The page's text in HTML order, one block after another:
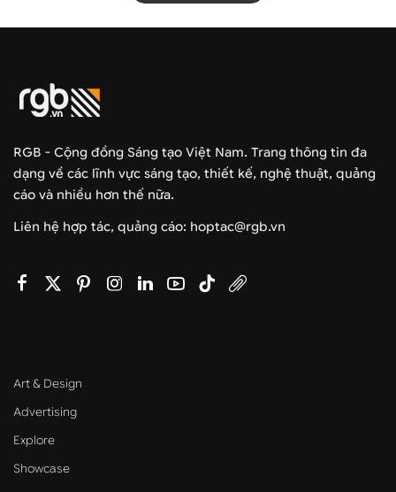
RGB - Cộng đồng Sáng tạo Việt Nam. Trang thông tin đa
dạng về các lĩnh vực sáng tạo, thiết kế, nghệ thuật, quảng
cáo và nhiều hơn thế nữa.
Liên hệ hợp tác, quảng cáo: hoptac@rgb.vn
Art & Design
Advertising
Explore
Showcase